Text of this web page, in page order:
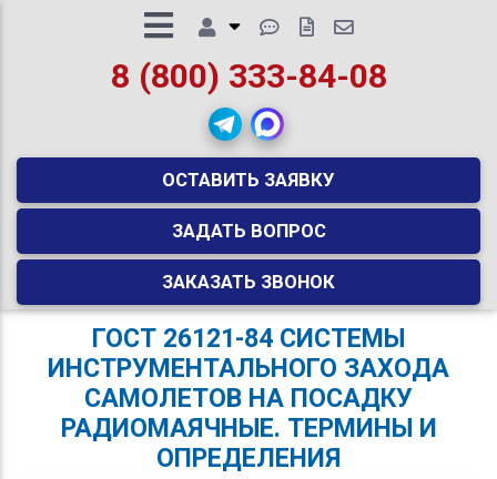
8 (800) 333-84-08
ОСТАВИТЬ ЗАЯВКУ
ЗАДАТЬ ВОПРОС
ЗАКАЗАТЬ ЗВОНОК
ГОСТ 26121-84 СИСТЕМЫ
ИНСТРУМЕНТАЛЬНОГО ЗАХОДА
САМОЛЕТОВ НА ПОСАДКУ
РАДИОМАЯЧНЫЕ. ТЕРМИНЫ И
ОПРЕДЕЛЕНИЯ